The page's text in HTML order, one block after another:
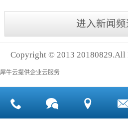
览城是
区域，主
心、国
双塔酒店
奇想花
湾、明日
开神秘面
球接待人
园！ 位
进入新闻
Copyright © 2013 20180829.All
犀牛云提供企业云服务